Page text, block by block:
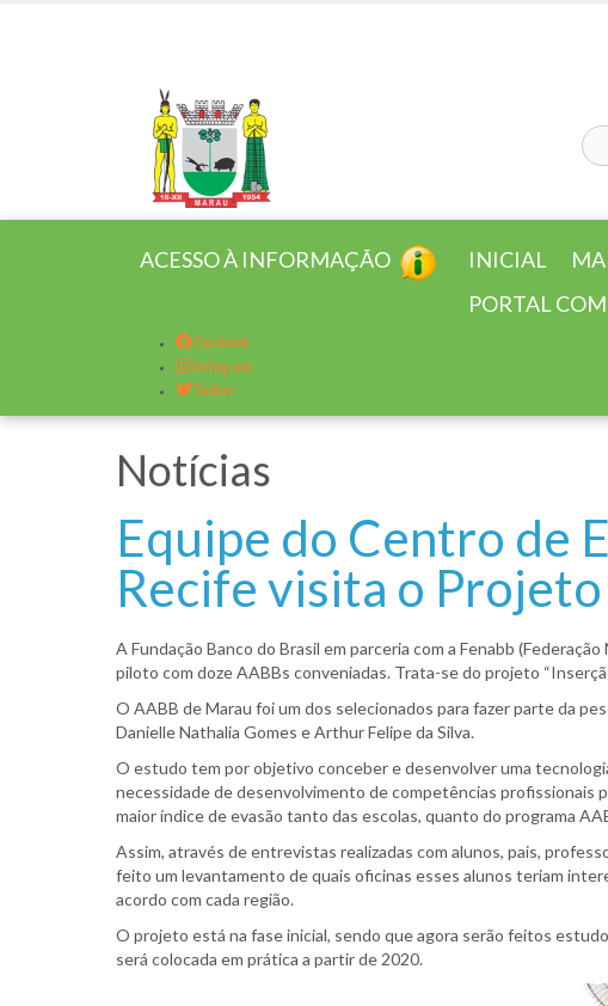
ACESSO À INFORMAÇÃO INICIAL
PORTAL
Facebook
Instagram
Twitter
Notícias
Equipe do Centro de
Recife visita o
A Fundação Banco do Brasil em parceria com a Fenabb
piloto com doze AABBs conveniadas. Trata-se do projeto
O AABB de Marau foi um dos selecionados para fazer parte da
Danielle Nathalia Gomes e Arthur Felipe da Silva.
O estudo tem por objetivo conceber e desenvolver uma
necessidade de desenvolvimento de competências profissionais
maior índice de evasão tanto das escolas, quanto do programa
Assim, através de entrevistas realizadas com alunos, pais,
feito um levantamento de quais oficinas esses alunos teriam
acordo com cada região.
O projeto está na fase inicial, sendo que agora serão feitos
será colocada em prática a partir de 2020.